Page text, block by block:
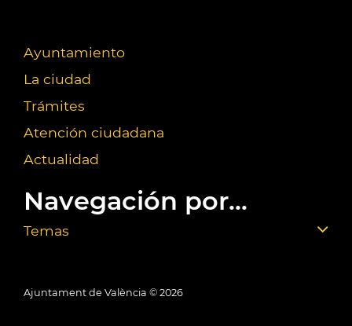
Ayuntamiento
La ciudad
Trámites
Atención ciudadana
Actualidad
Navegación por...
Temas
Ajuntament de València © 2026